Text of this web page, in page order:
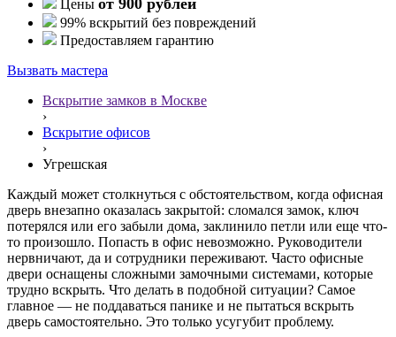
Цены
99% вскрытий без повреждений
Предоставляем гарантию
Вызвать мастера
Вскрытие замков в Москве
›
Вскрытие офисов
›
Угрешская
Каждый может столкнуться с обстоятельством, когда офисная
дверь внезапно оказалась закрытой: сломался замок, ключ
потерялся или его забыли дома, заклинило петли или еще что-
то произошло. Попасть в офис невозможно. Руководители
нервничают, да и сотрудники переживают. Часто офисные
двери оснащены сложными замочными системами, которые
трудно вскрыть. Что делать в подобной ситуации? Самое
главное — не поддаваться панике и не пытаться вскрыть
дверь самостоятельно. Это только усугубит проблему.